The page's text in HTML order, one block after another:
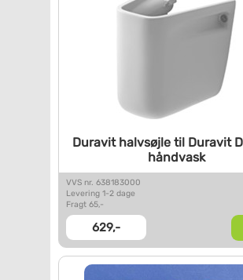
Duravit halvsøjle til Duravit
håndvask
VVS nr. 638183000
Levering 1-2 dage
Fragt 65,-
629,-